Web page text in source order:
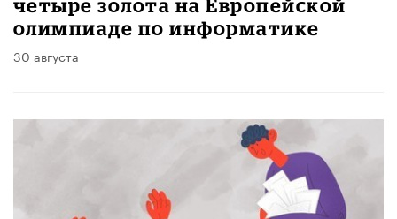
четыре золота на Европейской
олимпиаде по информатике
30 августа